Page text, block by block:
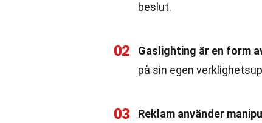
beslut.
02 Gaslighting är en form
på sin egen
03 Reklam använder